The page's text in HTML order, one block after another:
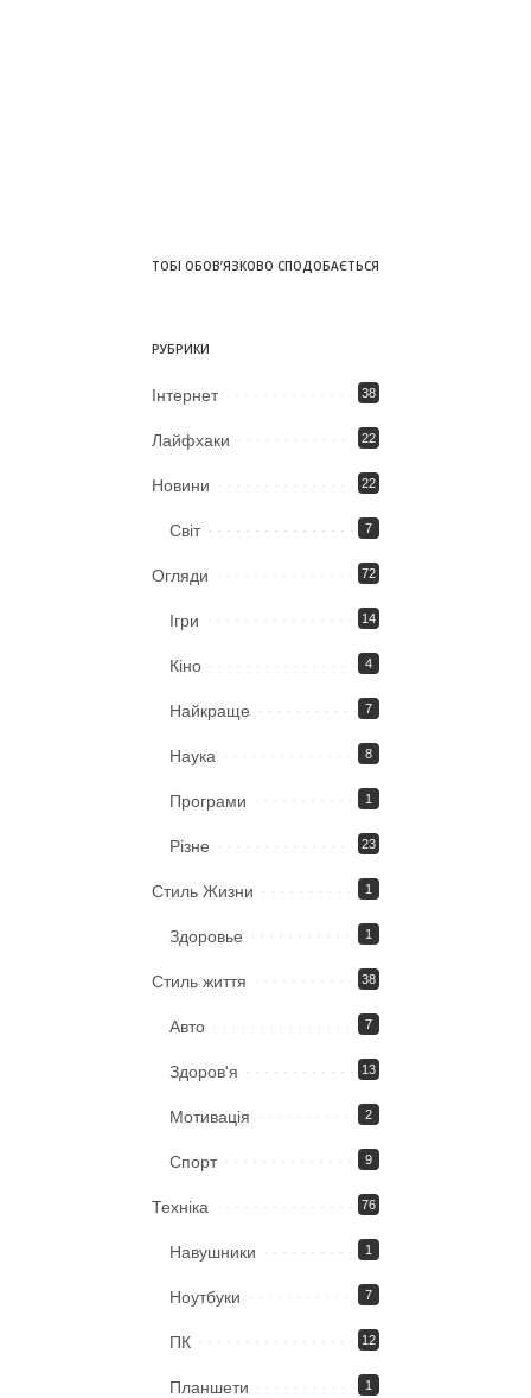
ТОБІ ОБОВ’ЯЗКОВО СПОДОБАЄТЬСЯ
РУБРИКИ
Iнтернет 38
Лайфхаки 22
Новини 22
Світ 7
Огляди 72
Ігри 14
Кіно 4
Найкраще 7
Наука 8
Програми 1
Різне 23
Стиль Жизни 1
Здоровье 1
Стиль життя 38
Авто 7
Здоров'я 13
Мотивація 2
Спорт 9
Техніка 76
Навушники 1
Ноутбуки 7
ПК 12
Планшети 1